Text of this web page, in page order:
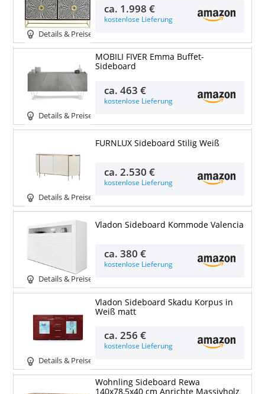
Details & Preise
ca. 1.998 €
kostenlose Lieferung
Details & Preise
MOBILI FIVER Emma Buffet-
Sideboard
ca.463 €
kostenlose Lieferung
Details & Preise
FURNLUX Sideboard Stilig Weiß
ca.2.530 €
kostenlose Lieferung
Details & Preise
Vladon Sideboard Kommode Valencia
ca.380 €
kostenlose Lieferung
Details & Preise
Vladon Sideboard Skadu Korpus in
Weiß matt
ca.256 €
kostenlose Lieferung
Wohnling Sideboard Rewa
140x78,5x40 cm Anrichte Massivholz